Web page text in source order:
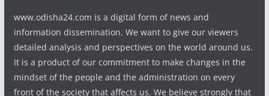
www.odisha24.com is a digital form of news and
information dissemination. We want to give our viewers
detailed analysis and perspectives on the world around us.
It is a product of our commitment to make changes in the
mindset of the people and the administration on every
front of the society that affects us. We believe strongly that